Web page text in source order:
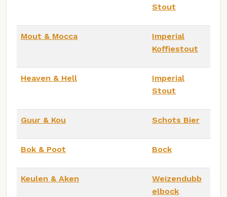
Stout
Mout & Mocca
Imperial
Koffiestout
Heaven & Hell
Imperial
Stout
Guur & Kou Schots Bier
Bok & Poot Bock
Keulen & Aken
Weizendubb
elbock